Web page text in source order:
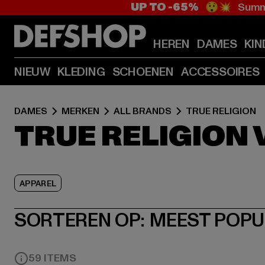
UP TO -65% 😲💥
HEREN DAMES
NIEUW KLEDING SCHOENEN ACCESSOIRES
DAMES MERKEN ALL BRANDS TRUE RELIGION
TRUE RELIGION
APPAREL
SORTEREN OP: MEEST
59 ITEMS